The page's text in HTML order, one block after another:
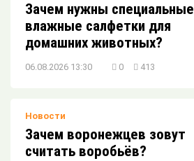
Зачем нужны специальные
влажные салфетки для
домашних животных?
06.08.2026 13:30 0 413
Новости
Зачем воронежцев зовут
считать воробьёв?